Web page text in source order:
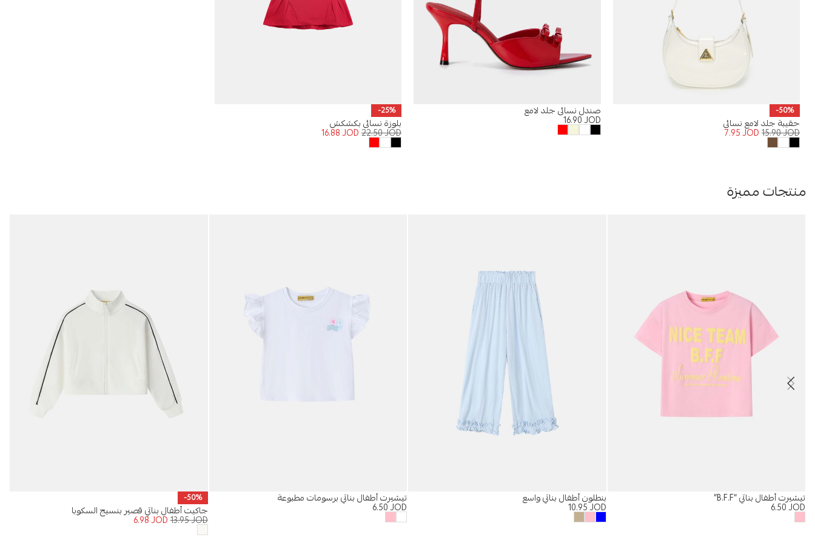
-50%
حقيبة جلد لامع نسائي
15.90JOD
7.95JOD
صندل نسائي جلد لامع
16.90JOD
-25%
بلوزة نسائي بكشكش
22.50JOD
16.88JOD
منتجات مميزة
تيشيرت أطفال بناتي “B.F.F”
6.50JOD
بنطلون أطفال بناتي واسع
10.95JOD
تيشيرت أطفال بناتي برسومات مطبوعة
6.50JOD
-50%
جاكيت أطفال بناتي قصير بنسيج السكوبا
13.95JOD
6.98JOD